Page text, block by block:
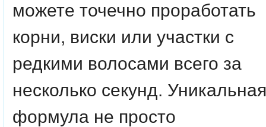
можете точечно проработать
корни, виски или участки с
редкими волосами всего за
несколько секунд. Уникальная
формула не просто